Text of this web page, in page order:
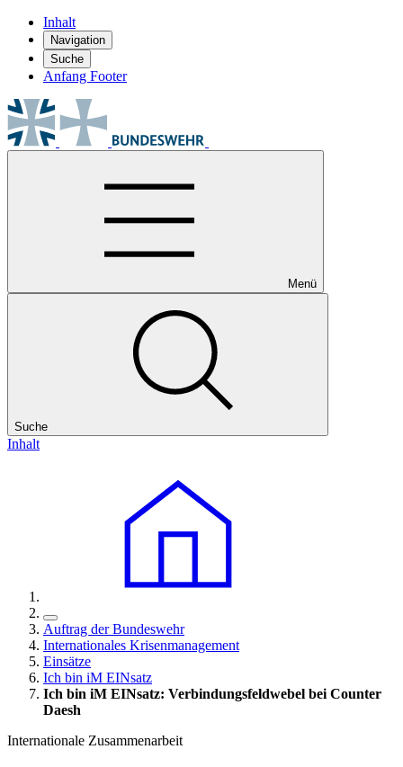
Inhalt
Navigation
Suche
Anfang Footer
Menü
Suche
Inhalt
Auftrag der Bundeswehr
Internationales Krisenmanagement
Einsätze
Ich bin iM EINsatz
Ich bin iM EINsatz: Verbindungsfeldwebel bei Counter
Daesh
Internationale Zusammenarbeit